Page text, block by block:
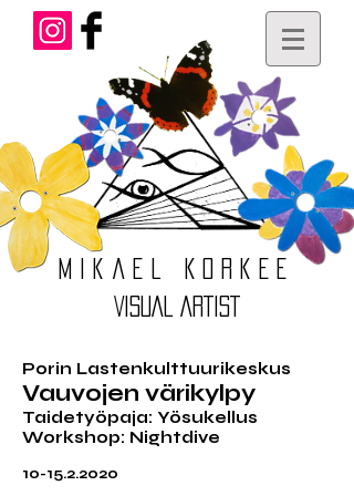
Mikael
Korkee
VISUAL ARTIST
Porin Lastenkulttuurikeskus
Vauvojen värikylpy
Taidetyöpaja: Yösukellus
Workshop: Nightdive
10-15.2.2020